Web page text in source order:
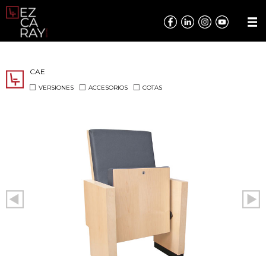
CAE
VERSIONES ACCESORIOS COTAS